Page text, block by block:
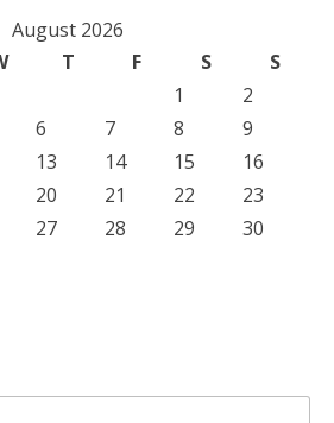
August 2026
T F S
S
1
2
6 7 8
9
13 14 15
16
20 21 22
23
27 28 29
30